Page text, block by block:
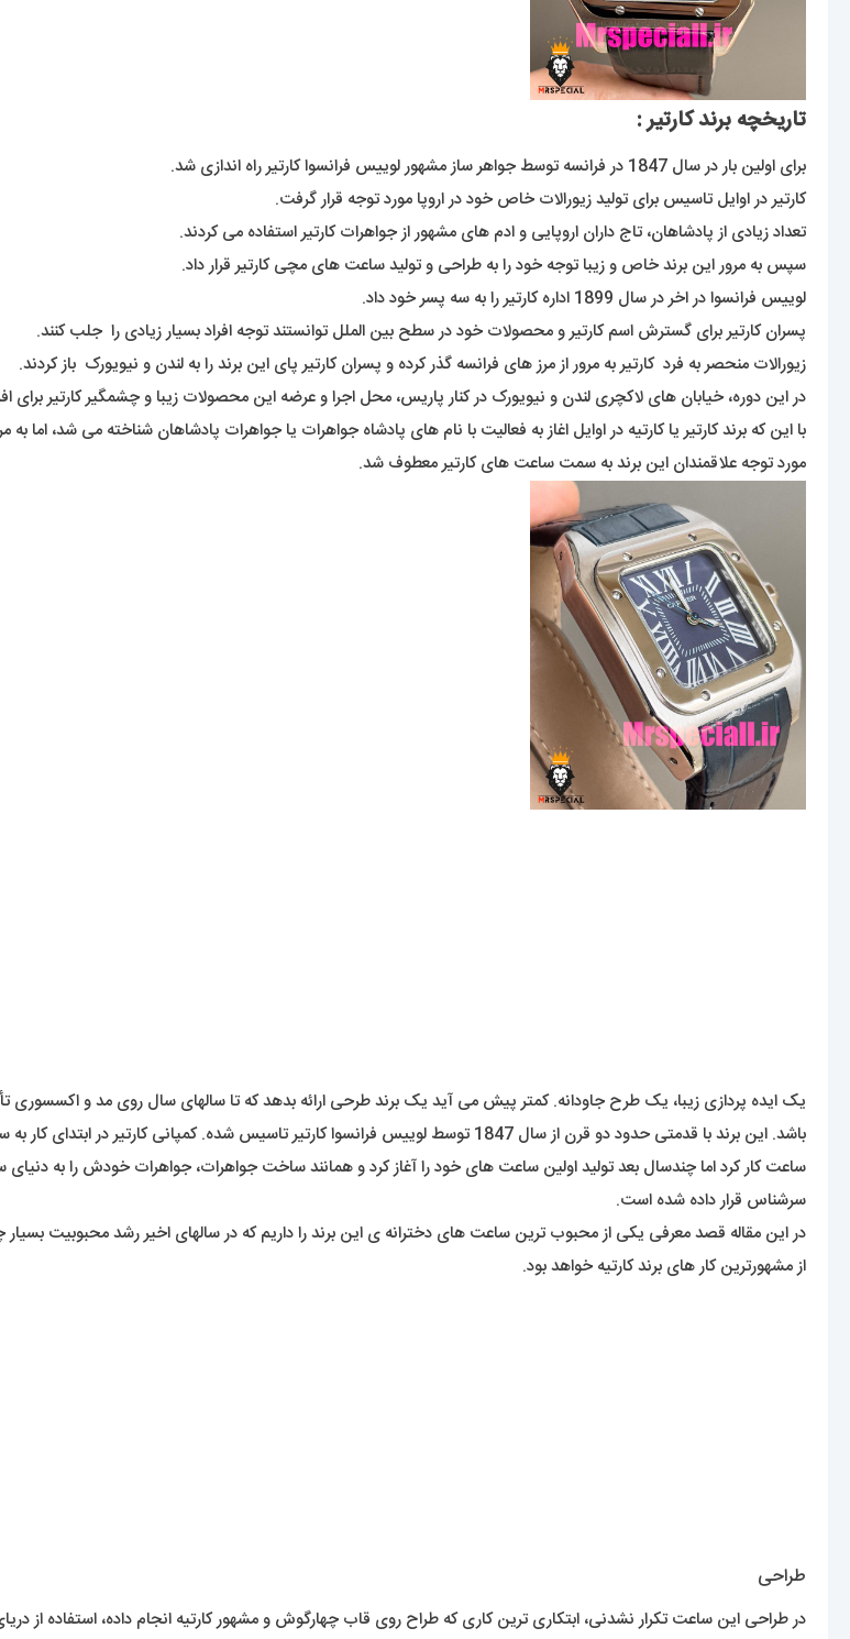
تاریخچه برند کارتیر :
برای اولین بار در سال 1847 در فرانسه توسط جواهر ساز مشهور لوییس فرانسوا کارتیر راه اندازی شد.
کارتیر در اوایل تاسیس برای تولید زیورالات خاص خود در اروپا مورد توجه قرار گرفت.
تعداد زیادی از پادشاهان، تاج داران اروپایی و ادم های مشهور از جواهرات کارتیر استفاده می کردند.
سپس به مرور این برند خاص و زیبا توجه خود را به طراحی و تولید ساعت های مچی کارتیر قرار داد.
لوییس فرانسوا در اخر در سال 1899 اداره کارتیر را به سه پسر خود داد.
پسران کارتیر برای گسترش اسم کارتیر و محصولات خود در سطح بین الملل توانستند توجه افراد بسیار زیادی را جلب کنند.
زیورالات منحصر به فرد کارتیر به مرور از مرز های فرانسه گذر کرده و پسران کارتیر پای این برند را به لندن و نیویورک باز کردند.
در این دوره، خیابان های لاکچری لندن و نیویورک در کنار پاریس، محل اجرا و عرضه این محصولات زیبا و چشمگیر کارتیر
با این که برند کارتیر یا کارتیه در اوایل اغاز به فعالیت با نام های پادشاه جواهرات یا جواهرات پادشاهان شناخته می شد، اما
مورد توجه علاقمندان این برند به سمت ساعت های کارتیر معطوف شد.
یک ایده پردازی زیبا، یک طرح جاودانه. کمتر پیش می آید یک برند طرحی ارائه بدهد که تا سالهای سال روی مد و اکسسوری
باشد. این برند با قدمتی حدود دو قرن از سال 1847 توسط لوییس فرانسوا کارتیر تاسیس
ساعت کار کرد اما چندسال بعد تولید اولین ساعت های خود را آغاز کرد و همانند ساخت جواهرات، جواهرات خودش را به
سرشناس قرار داده شده است.
از مشهورترین کار های برند کارتیه خواهد بود.
طراحی